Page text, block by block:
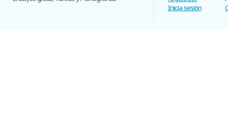
Inicia sesión